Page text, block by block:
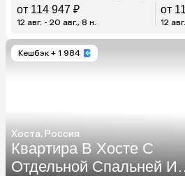
от 114 947 ₽
12 авг. - 20 авг., 8 н.
от
12
Кешбэк + 1 984
Хоста, Россия
Квартира В Хосте С
Отдельной Спальней И